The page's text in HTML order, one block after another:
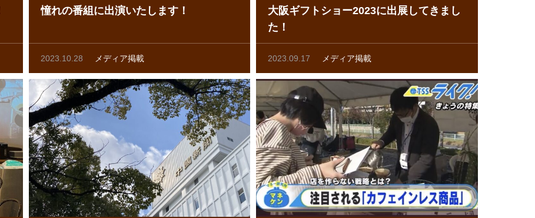
憧れの番組に出演いたします！
2023.10.28 メディア掲載
大阪ギフトショー2023に出展してきまし
た！
2023.09.17 メディア掲載